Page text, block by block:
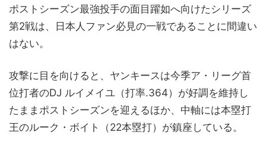
ポストシーズン最強投手の面目躍如へ向けたシリーズ
第2戦は、日本人ファン必見の一戦であることに間違い
はない。
攻撃に目を向けると、ヤンキースは今季ア・リーグ首
位打者のDJ ルイメイユ（打率.364）が好調を維持し
たままポストシーズンを迎えるほか、中軸には本塁打
王のルーク・ボイト（22本塁打）が鎮座している。